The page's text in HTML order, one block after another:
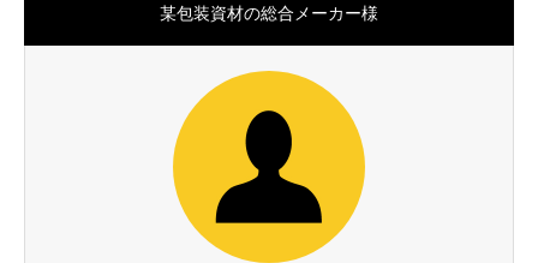
某包装資材の総合メーカー様